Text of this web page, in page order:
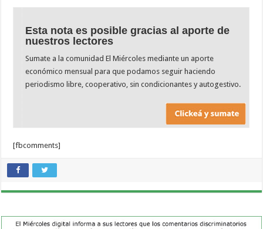
Esta nota es posible gracias al aporte de
nuestros lectores
Sumate a la comunidad El Miércoles mediante un aporte
económico mensual para que podamos seguir haciendo
periodismo libre, cooperativo, sin condicionantes y autogestivo.
[fbcomments]